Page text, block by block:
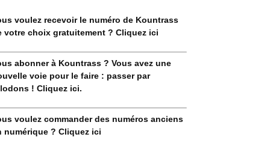
voulez recevoir le numéro de Kountrass
votre choix gratuitement ? Cliquez ici
abonner à Kountrass ? Vous avez une
voie pour le faire : passer par
! Cliquez ici.
voulez commander des numéros anciens
numérique ? Cliquez ici